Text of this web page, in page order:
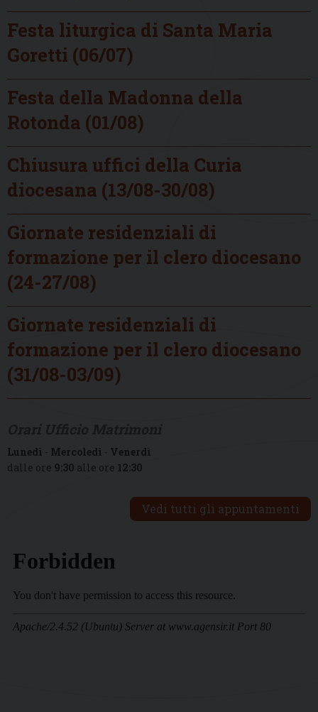
Festa liturgica di Santa Maria
Goretti (06/07)
Festa della Madonna della
Rotonda (01/08)
Chiusura uffici della Curia
diocesana (13/08-30/08)
Giornate residenziali di
formazione per il clero diocesano
(24-27/08)
Giornate residenziali di
formazione per il clero diocesano
(31/08-03/09)
Lunedì - Mercoledì - Venerdì
dalle ore 9:30 alle ore 12:30
Vedi tutti gli appuntamenti